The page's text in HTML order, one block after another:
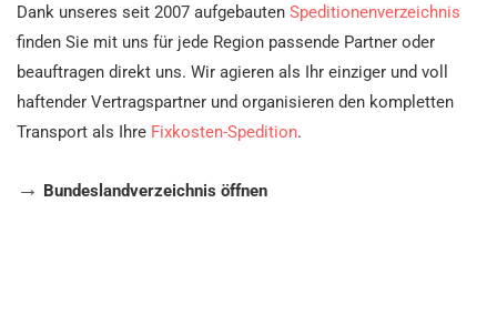
Dank unseres seit 2007 aufgebauten Speditionenverzeichnis
finden Sie mit uns für jede Region passende Partner oder
beauftragen direkt uns. Wir agieren als Ihr einziger und voll
haftender Vertragspartner und organisieren den kompletten
Transport als Ihre Fixkosten-Spedition.
→ Bundeslandverzeichnis öffnen